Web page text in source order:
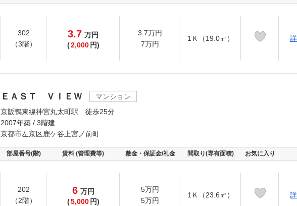
302
（3階）
3.7 万円
(2,000 円)
3.7万円
7万円
1Ｋ（19.0㎡）
ＥＡＳＴ ＶＩＥＷ
マンション
京阪鴨東線神宮丸太町駅 徒歩25分
2007年築 / 3階建
京都市左京区鹿ケ谷上宮ノ前町
部屋番号(階) 賃料 (管理費等) 敷金・保証金/礼金 間取り(専有面積) お気に入り
202
（2階）
6 万円
(5,000 円)
5万円
5万円
1Ｋ（23.6㎡）